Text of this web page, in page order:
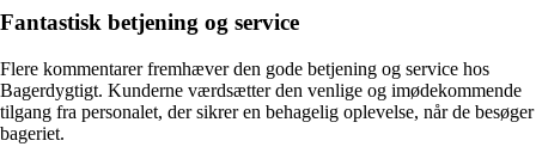
Fantastisk betjening og service
Flere kommentarer fremhæver den gode betjening og service hos
Bagerdygtigt. Kunderne værdsætter den venlige og imødekommende
tilgang fra personalet, der sikrer en behagelig oplevelse, når de besøger
bageriet.